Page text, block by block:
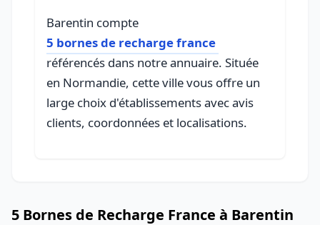
Barentin compte
5 bornes de recharge france
référencés dans notre annuaire. Située
en Normandie, cette ville vous offre un
large choix d'établissements avec avis
clients, coordonnées et localisations.
5 Bornes de Recharge France à Barentin